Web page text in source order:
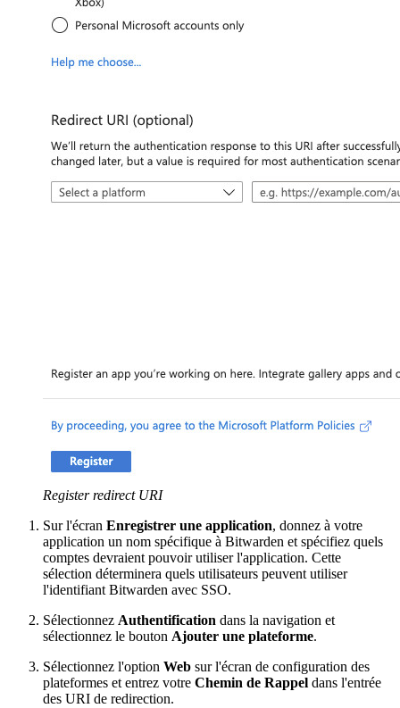
Register redirect URI
Sur l'écran Enregistrer une application, donnez à votre
application un nom spécifique à Bitwarden et spécifiez quels
comptes devraient pouvoir utiliser l'application. Cette
sélection déterminera quels utilisateurs peuvent utiliser
l'identifiant Bitwarden avec SSO.
Sélectionnez Authentification dans la navigation et
sélectionnez le bouton Ajouter une plateforme.
Sélectionnez l'option Web sur l'écran de configuration des
plateformes et entrez votre Chemin de Rappel dans l'entrée
des URI de redirection.